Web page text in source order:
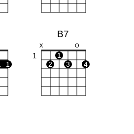
1
B7
X O
1
1
2
3 4